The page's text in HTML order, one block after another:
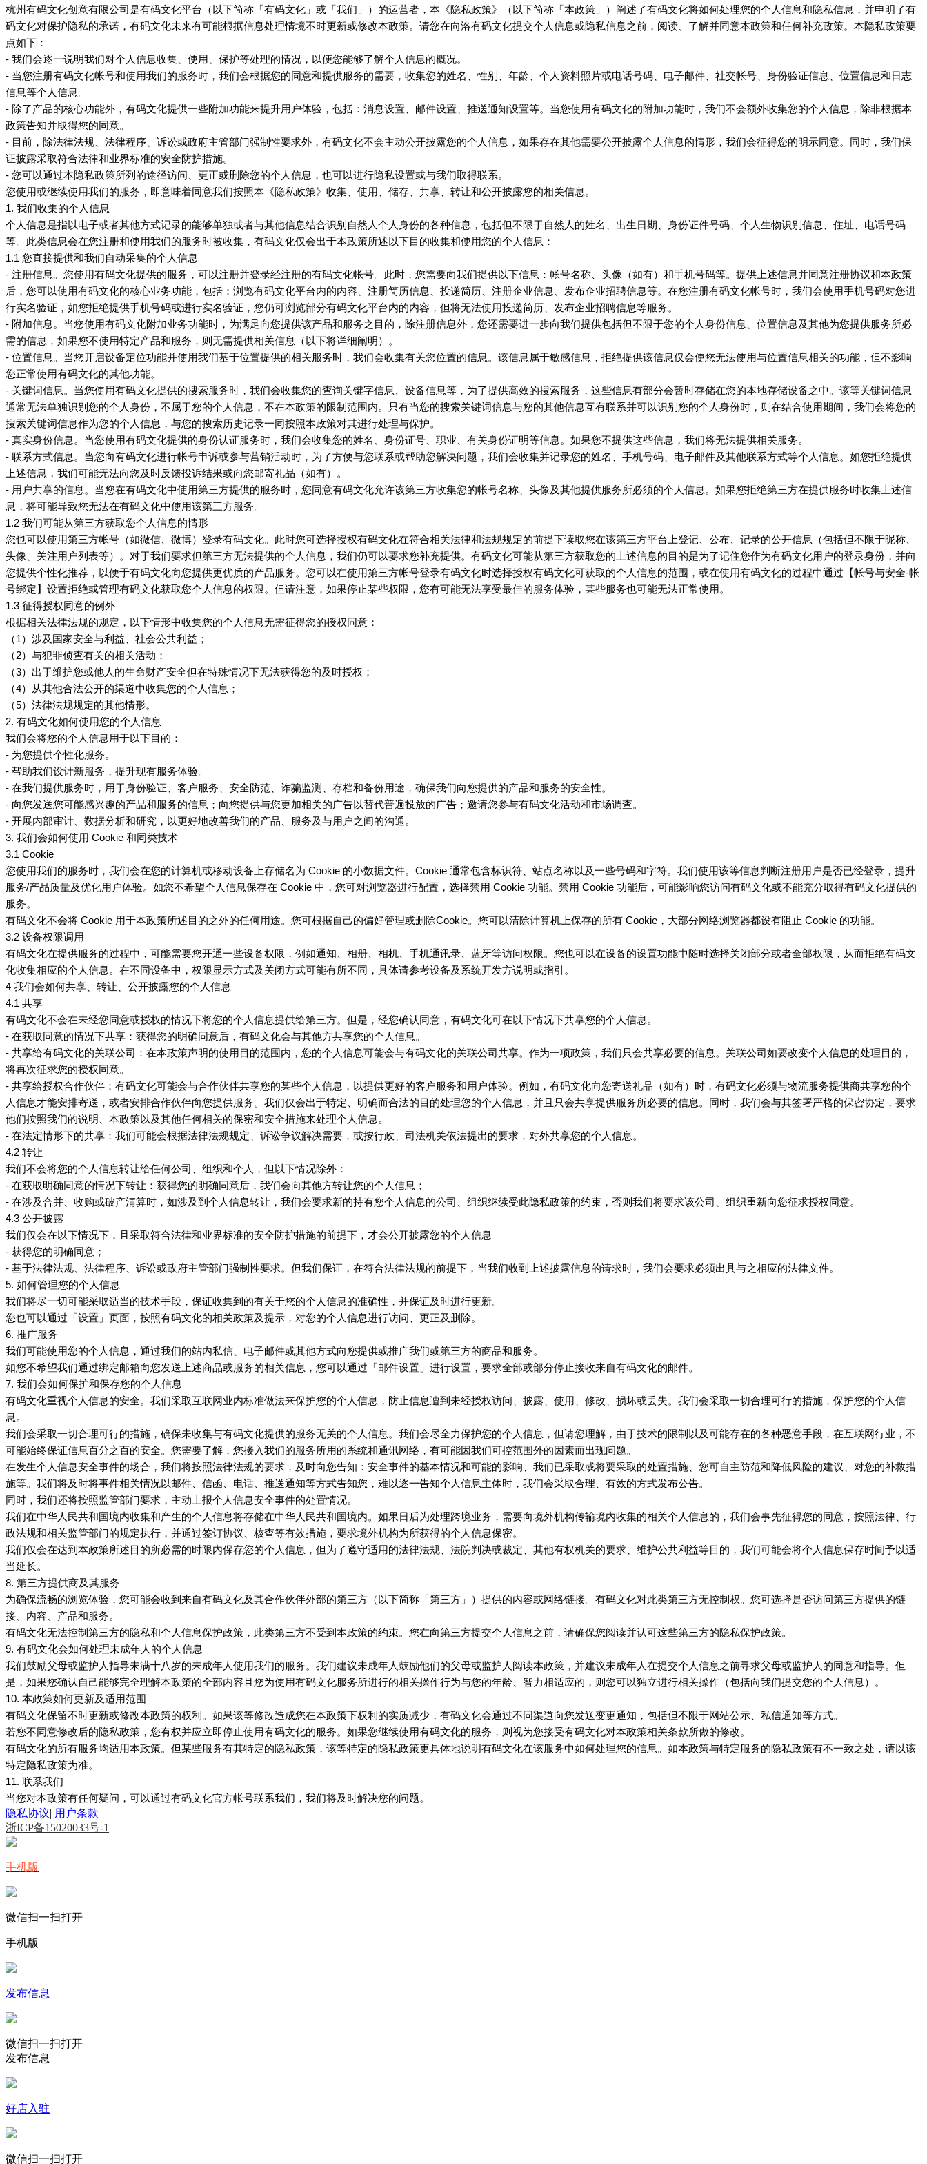
杭州有码文化创意有限公司是有码文化平台（以下简称「有码文化 」或「我们」）的运营者，本《隐私政策》（以下简称「本政策」）阐述了有码文化将如何处理您的个人信息和隐私信息，并申明了有
码文化对保护隐私的承诺， 有码文化未来有可能根据信息处理情境不时更新或修改本政策。请您在向洛有码文化提交个人信息或隐私信息之前，阅读、了解并同意本政策和任何补充政策。本隐私政策要
点如下：
- 我们会逐一说明我们对个人信息收集、使用、保护等处理的情况，以便您能够了解个人信息的概况。
- 当您注册有码文化帐号和使用我们的服务时，我们会根据您的同意和提供服务的需要，收集您的姓名、性别、年龄、个人资料照片或电话号码、电子邮件、社交帐号、身份验证信息、位置信息和日志
信息等个人信息。
- 除了产品的核心功能外， 有码文化提供一些附加功能来提升用户体验，包括：消息设置、邮件设置、推送通知设置等。当您使用有码文化的附加功能时，我们不会额外收集您的个人信息，除非根据本
政策告知并取得您的同意。
- 目前，除法律法规、法律程序、诉讼或政府主管部门强制性要求外， 有码文化不会主动公开披露您的个人信息，如果存在其他需要公开披露个人信息的情形，我们会征得您的明示同意。同时，我们保
证披露采取符合法律和业界标准的安全防护措施。
- 您可以通过本隐私政策所列的途径访问、更正或删除您的个人信息，也可以进行隐私设置或与我们取得联系。
您使用或继续使用我们的服务，即意味着同意我们按照本《隐私政策》收集、使用、储存、共享、转让和公开披露您的相关信息。
1. 我们收集的个人信息
个人信息是指以电子或者其他方式记录的能够单独或者与其他信息结合识别自然人个人身份的各种信息，包括但不限于自然人的姓名、出生日期、身份证件号码、个人生物识别信息、住址、电话号码
等。此类信息会在您注册和使用我们的服务时被收集， 有码文化仅会出于本政策所述以下目的收集和使用您的个人信息：
1.1 您直接提供和我们自动采集的个人信息
- 注册信息。您使用有码文化提供的服务，可以注册并登录经注册的有码文化帐号。此时，您需要向我们提供以下信息：帐号名称、头像（如有）和手机号码等。提供上述信息并同意注册协议和本政策
后，您可以使用有码文化的核心业务功能，包括：浏览有码文化平台内的内容、注册简历信息、投递简历、注册企业信息、发布企业招聘信息等。在您注册有码文化帐号时，我们会使用手机号码对您进
行实名验证，如您拒绝提供手机号码或进行实名验证，您仍可浏览部分有码文化平台内的内容，但将无法使用投递简历、发布企业招聘信息等服务。
- 附加信息。当您使用有码文化附加业务功能时，为满足向您提供该产品和服务之目的，除注册信息外，您还需要进一步向我们提供包括但不限于您的个人身份信息、位置信息及其他为您提供服务所必
需的信息，如果您不使用特定产品和服务，则无需提供相关信息（以下将详细阐明）。
- 位置信息。当您开启设备定位功能并使用我们基于位置提供的相关服务时，我们会收集有关您位置的信息。该信息属于敏感信息，拒绝提供该信息仅会使您无法使用与位置信息相关的功能，但不影响
您正常使用有码文化的其他功能。
- 关键词信息。当您使用有码文化提供的搜索服务时，我们会收集您的查询关键字信息、设备信息等，为了提供高效的搜索服务，这些信息有部分会暂时存储在您的本地存储设备之中。该等关键词信息
通常无法单独识别您的个人身份，不属于您的个人信息，不在本政策的限制范围内。只有当您的搜索关键词信息与您的其他信息互有联系并可以识别您的个人身份时，则在结合使用期间，我们会将您的
搜索关键词信息作为您的个人信息，与您的搜索历史记录一同按照本政策对其进行处理与保护。
- 真实身份信息。当您使用有码文化提供的身份认证服务时，我们会收集您的姓名、身份证号、职业、有关身份证明等信息。如果您不提供这些信息，我们将无法提供相关服务。
- 联系方式信息。当您向有码文化进行帐号申诉或参与营销活动时，为了方便与您联系或帮助您解决问题，我们会收集并记录您的姓名、手机号码、电子邮件及其他联系方式等个人信息。如您拒绝提供
上述信息，我们可能无法向您及时反馈投诉结果或向您邮寄礼品（如有）。
- 用户共享的信息。当您在有码文化中使用第三方提供的服务时，您同意有码文化允许该第三方收集您的帐号名称、头像及其他提供服务所必须的个人信息。如果您拒绝第三方在提供服务时收集上述信
息，将可能导致您无法在有码文化中使用该第三方服务。
1.2 我们可能从第三方获取您个人信息的情形
您也可以使用第三方帐号（如微信、微博）登录有码文化。此时您可选择授权有码文化在符合相关法律和法规规定的前提下读取您在该第三方平台上登记、公布、记录的公开信息（包括但不限于昵称、
头像、关注用户列表等）。对于我们要求但第三方无法提供的个人信息，我们仍可以要求您补充提供。 有码文化可能从第三方获取您的上述信息的目的是为了记住您作为有码文化用户的登录身份，并向
您提供个性化推荐，以便于有码文化向您提供更优质的产品服务。您可以在使用第三方帐号登录有码文化时选择授权有码文化可获取的个人信息的范围，或在使用有码文化的过程中通过【帐号与安全-帐
号绑定】设置拒绝或管理有码文化获取您个人信息的权限。但请注意，如果停止某些权限，您有可能无法享受最佳的服务体验，某些服务也可能无法正常使用。
1.3 征得授权同意的例外
根据相关法律法规的规定，以下情形中收集您的个人信息无需征得您的授权同意：
（1）涉及国家安全与利益、社会公共利益；
（2）与犯罪侦查有关的相关活动；
（3）出于维护您或他人的生命财产安全但在特殊情况下无法获得您的及时授权；
（4）从其他合法公开的渠道中收集您的个人信息；
（5）法律法规规定的其他情形。
2. 有码文化如何使用您的个人信息
我们会将您的个人信息用于以下目的：
- 为您提供个性化服务。
- 帮助我们设计新服务，提升现有服务体验。
- 在我们提供服务时，用于身份验证、客户服务、安全防范、诈骗监测、存档和备份用途，确保我们向您提供的产品和服务的安全性。
- 向您发送您可能感兴趣的产品和服务的信息；向您提供与您更加相关的广告以替代普遍投放的广告；邀请您参与有码文化活动和市场调查。
- 开展内部审计、数据分析和研究，以更好地改善我们的产品、服务及与用户之间的沟通。
3. 我们会如何使用 Cookie 和同类技术
3.1 Cookie
您使用我们的服务时，我们会在您的计算机或移动设备上存储名为 Cookie 的小数据文件。Cookie 通常包含标识符、站点名称以及一些号码和字符。我们使用该等信息判断注册用户是否已经登录，提升
服务/产品质量及优化用户体验。如您不希望个人信息保存在 Cookie 中，您可对浏览器进行配置，选择禁用 Cookie 功能。禁用 Cookie 功能后，可能影响您访问有码文化或不能充分取得有码文化提供的
服务。
有码文化不会将 Cookie 用于本政策所述目的之外的任何用途。您可根据自己的偏好管理或删除Cookie。您可以清除计算机上保存的所有 Cookie，大部分网络浏览器都设有阻止 Cookie 的功能。
3.2 设备权限调用
有码文化在提供服务的过程中，可能需要您开通一些设备权限，例如通知、相册、相机、手机通讯录、蓝牙等访问权限。您也可以在设备的设置功能中随时选择关闭部分或者全部权限，从而拒绝有码文
化收集相应的个人信息。在不同设备中，权限显示方式及关闭方式可能有所不同，具体请参考设备及系统开发方说明或指引。
4 我们会如何共享、转让、公开披露您的个人信息
4.1 共享
有码文化不会在未经您同意或授权的情况下将您的个人信息提供给第三方。但是，经您确认同意， 有码文化可在以下情况下共享您的个人信息。
- 在获取同意的情况下共享：获得您的明确同意后， 有码文化会与其他方共享您的个人信息。
- 共享给有码文化的关联公司：在本政策声明的使用目的范围内，您的个人信息可能会与有码文化的关联公司共享。作为一项政策，我们只会共享必要的信息。关联公司如要改变个人信息的处理目的，
将再次征求您的授权同意。
- 共享给授权合作伙伴： 有码文化可能会与合作伙伴共享您的某些个人信息，以提供更好的客户服务和用户体验。例如， 有码文化向您寄送礼品（如有）时， 有码文化必须与物流服务提供商共享您的个
人信息才能安排寄送，或者安排合作伙伴向您提供服务。我们仅会出于特定、明确而合法的目的处理您的个人信息，并且只会共享提供服务所必要的信息。同时，我们会与其签署严格的保密协定，要求
他们按照我们的说明、本政策以及其他任何相关的保密和安全措施来处理个人信息。
- 在法定情形下的共享：我们可能会根据法律法规规定、诉讼争议解决需要，或按行政、司法机关依法提出的要求，对外共享您的个人信息。
4.2 转让
我们不会将您的个人信息转让给任何公司、组织和个人，但以下情况除外：
- 在获取明确同意的情况下转让：获得您的明确同意后，我们会向其他方转让您的个人信息；
- 在涉及合并、收购或破产清算时，如涉及到个人信息转让，我们会要求新的持有您个人信息的公司、组织继续受此隐私政策的约束，否则我们将要求该公司、组织重新向您征求授权同意。
4.3 公开披露
我们仅会在以下情况下，且采取符合法律和业界标准的安全防护措施的前提下，才会公开披露您的个人信息
- 获得您的明确同意；
- 基于法律法规、法律程序、诉讼或政府主管部门强制性要求。但我们保证，在符合法律法规的前提下，当我们收到上述披露信息的请求时，我们会要求必须出具与之相应的法律文件。
5. 如何管理您的个人信息
我们将尽一切可能采取适当的技术手段，保证收集到的有关于您的个人信息的准确性，并保证及时进行更新。
您也可以通过「设置」页面，按照有码文化的相关政策及提示，对您的个人信息进行访问、更正及删除。
6. 推广服务
我们可能使用您的个人信息，通过我们的站内私信、电子邮件或其他方式向您提供或推广我们或第三方的商品和服务。
如您不希望我们通过绑定邮箱向您发送上述商品或服务的相关信息，您可以通过「邮件设置」进行设置，要求全部或部分停止接收来自有码文化的邮件。
7. 我们会如何保护和保存您的个人信息
有码文化重视个人信息的安全。我们采取互联网业内标准做法来保护您的个人信息，防止信息遭到未经授权访问、披露、使用、修改、损坏或丢失。我们会采取一切合理可行的措施，保护您的个人信
息。
我们会采取一切合理可行的措施，确保未收集与有码文化提供的服务无关的个人信息。我们会尽全力保护您的个人信息，但请您理解，由于技术的限制以及可能存在的各种恶意手段，在互联网行业，不
可能始终保证信息百分之百的安全。您需要了解，您接入我们的服务所用的系统和通讯网络，有可能因我们可控范围外的因素而出现问题。
在发生个人信息安全事件的场合，我们将按照法律法规的要求，及时向您告知：安全事件的基本情况和可能的影响、我们已采取或将要采取的处置措施、您可自主防范和降低风险的建议、对您的补救措
施等。我们将及时将事件相关情况以邮件、信函、电话、推送通知等方式告知您，难以逐一告知个人信息主体时，我们会采取合理、有效的方式发布公告。
同时，我们还将按照监管部门要求，主动上报个人信息安全事件的处置情况。
我们在中华人民共和国境内收集和产生的个人信息将存储在中华人民共和国境内。如果日后为处理跨境业务，需要向境外机构传输境内收集的相关个人信息的，我们会事先征得您的同意，按照法律、行
政法规和相关监管部门的规定执行，并通过签订协议、核查等有效措施，要求境外机构为所获得的个人信息保密。
我们仅会在达到本政策所述目的所必需的时限内保存您的个人信息，但为了遵守适用的法律法规、法院判决或裁定、其他有权机关的要求、维护公共利益等目的，我们可能会将个人信息保存时间予以适
当延长。
8. 第三方提供商及其服务
为确保流畅的浏览体验，您可能会收到来自有码文化及其合作伙伴外部的第三方（以下简称「第三方」）提供的内容或网络链接。 有码文化对此类第三方无控制权。您可选择是否访问第三方提供的链
接、内容、产品和服务。
有码文化无法控制第三方的隐私和个人信息保护政策，此类第三方不受到本政策的约束。您在向第三方提交个人信息之前，请确保您阅读并认可这些第三方的隐私保护政策。
9. 有码文化会如何处理未成年人的个人信息
我们鼓励父母或监护人指导未满十八岁的未成年人使用我们的服务。我们建议未成年人鼓励他们的父母或监护人阅读本政策，并建议未成年人在提交个人信息之前寻求父母或监护人的同意和指导。但
是，如果您确认自己能够完全理解本政策的全部内容且您为使用有码文化服务所进行的相关操作行为与您的年龄、智力相适应的，则您可以独立进行相关操作（包括向我们提交您的个人信息）。
10. 本政策如何更新及适用范围
有码文化保留不时更新或修改本政策的权利。如果该等修改造成您在本政策下权利的实质减少， 有码文化会通过不同渠道向您发送变更通知，包括但不限于网站公示、私信通知等方式。
若您不同意修改后的隐私政策，您有权并应立即停止使用有码文化的服务。如果您继续使用有码文化的服务，则视为您接受有码文化对本政策相关条款所做的修改。
有码文化的所有服务均适用本政策。但某些服务有其特定的隐私政策，该等特定的隐私政策更具体地说明有码文化在该服务中如何处理您的信息。如本政策与特定服务的隐私政策有不一致之处，请以该
特定隐私政策为准。
11. 联系我们
当您对本政策有任何疑问，可以通过有码文化官方帐号联系我们，我们将及时解决您的问题。
隐私协议| 用户条款
浙ICP备15020033号-1
手机版
微信扫一扫打开
手机版
发布信息
微信扫一扫打开
发布信息
好店入驻
微信扫一扫打开